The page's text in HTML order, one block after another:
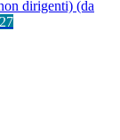
dirigenti) (da